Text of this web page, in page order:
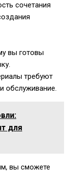
сочетания
вы готовы
требуют
обслуживание.
для
вы сможете